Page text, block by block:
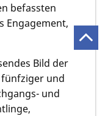
befassten
Engagement,
Bild der
und
und